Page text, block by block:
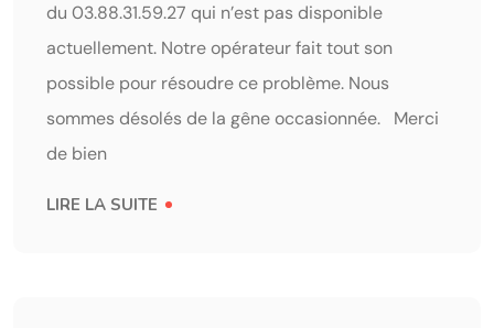
du 03.88.31.59.27 qui n’est pas disponible
actuellement. Notre opérateur fait tout son
possible pour résoudre ce problème. Nous
sommes désolés de la gêne occasionnée. Merci
de bien
LIRE LA SUITE